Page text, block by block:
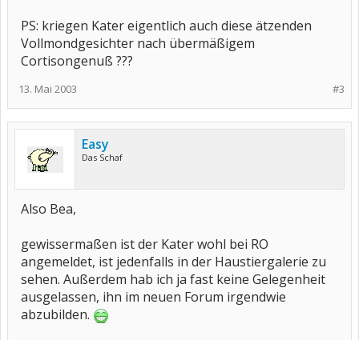
PS: kriegen Kater eigentlich auch diese ätzenden
Vollmondgesichter nach übermäßigem
Cortisongenuß ???
#3
13. Mai 2003
Easy
Das Schaf
Also Bea,
gewissermaßen ist der Kater wohl bei RO
angemeldet, ist jedenfalls in der Haustiergalerie zu
sehen. Außerdem hab ich ja fast keine Gelegenheit
ausgelassen, ihn im neuen Forum irgendwie
abzubilden.